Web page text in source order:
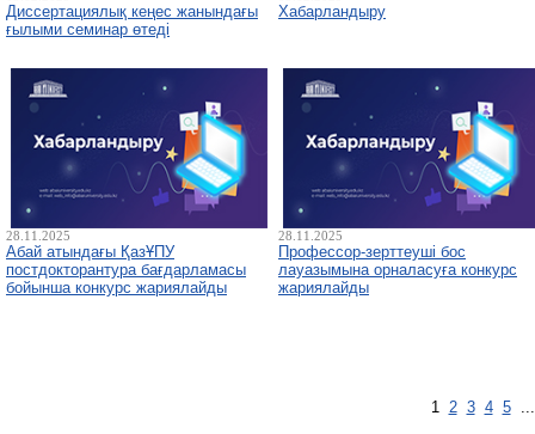
Диссертациялық кеңес жанындағы
ғылыми семинар өтеді
Хабарландыру
28.11.2025
Абай атындағы ҚазҰПУ
постдокторантура бағдарламасы
бойынша конкурс жариялайды
28.11.2025
Профессор-зерттеуші бос
лауазымына орналасуға конкурс
жариялайды
1 2 3 4 5